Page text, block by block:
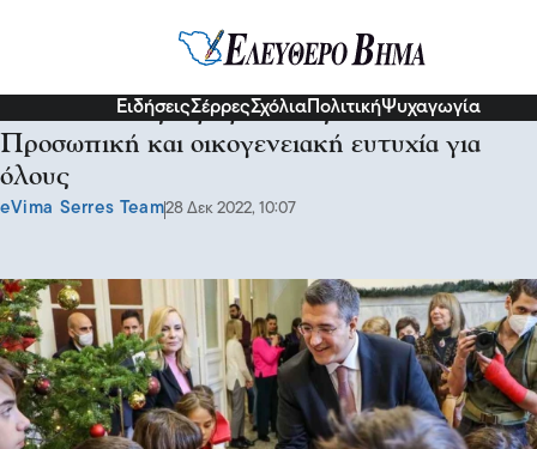
ΕιδήσειςΣέρρεςΣχόλια ΠολιτικήΨυχαγωγία
Ο Απόστολος Τζιτζικώστας ευχήθηκε
Προσωπική και οικογενειακή ευτυχία για
όλους
eVima Serres Team28 Δεκ 2022, 10:07